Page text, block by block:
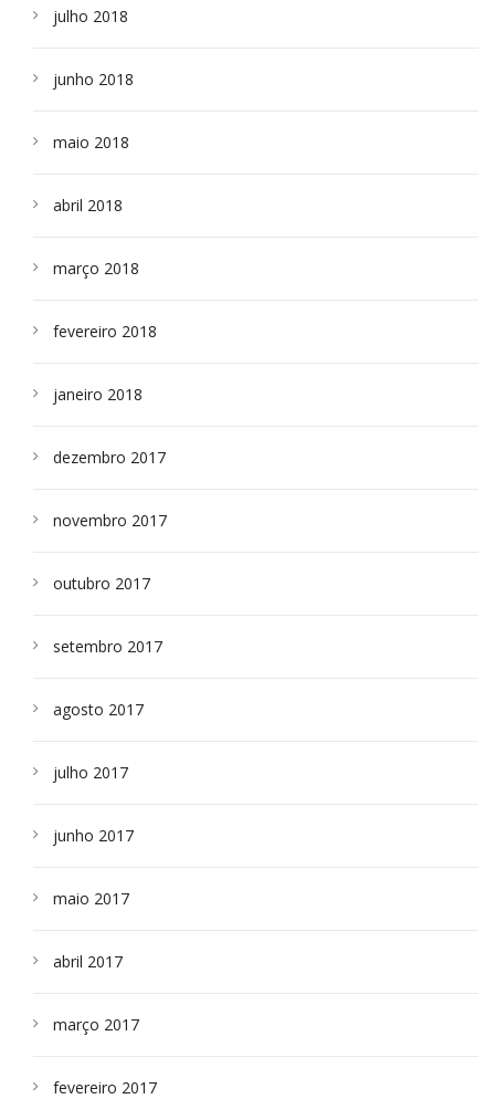
julho 2018
junho 2018
maio 2018
abril 2018
março 2018
fevereiro 2018
janeiro 2018
dezembro 2017
novembro 2017
outubro 2017
setembro 2017
agosto 2017
julho 2017
junho 2017
maio 2017
abril 2017
março 2017
fevereiro 2017